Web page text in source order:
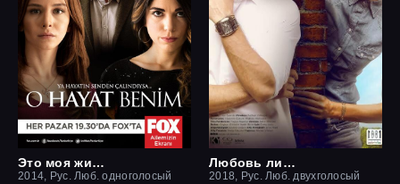
Это моя жизнь
2014, Рус. Люб. одноголосый
Любовь ли это?
2018, Рус. Люб. двухголосый